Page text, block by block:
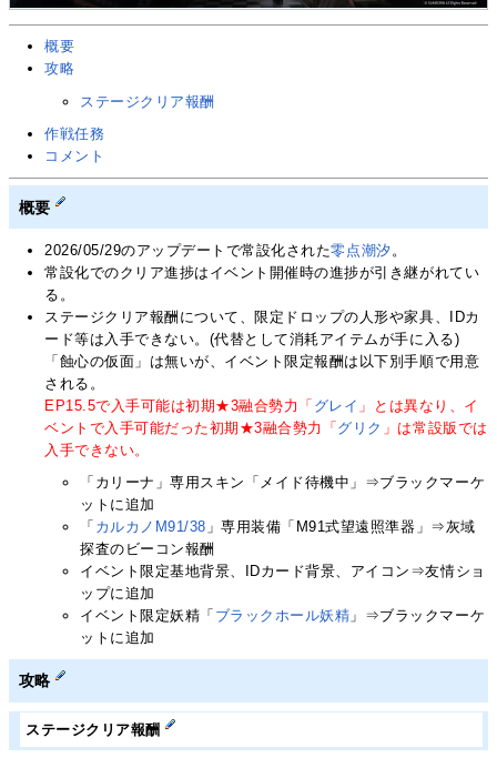
概要
攻略
ステージクリア報酬
作戦任務
コメント
概要
2026/05/29のアップデートで常設化された零点潮汐 。
常設化でのクリア進捗はイベント開催時の進捗が引き継がれてい
る。
ステージクリア報酬について、限定ドロップの人形や家具、IDカ
ード等は入手できない。(代替として消耗アイテムが手に入る)
「蝕心の仮面」は無いが、イベント限定報酬は以下別手順で用意
される。
EP15.5で入手可能は初期★3融合勢力「 グレイ 」とは異なり、イ
ベントで入手可能だった初期★3融合勢力「グリク 」は常設版では
入手できない。
「カリーナ」専用スキン「メイド待機中」⇒ブラックマーケ
ットに追加
「 カルカノM91/38 」専用装備「M91式望遠照準器」⇒灰域
探査のビーコン報酬
イベント限定基地背景、IDカード背景、アイコン⇒友情ショ
ップに追加
イベント限定妖精「 ブラックホール妖精 」⇒ブラックマーケ
ットに追加
攻略
ステージクリア報酬